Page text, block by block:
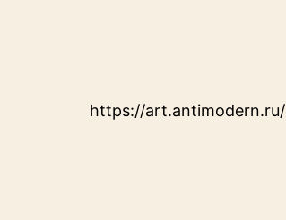
https://